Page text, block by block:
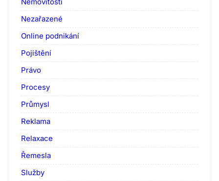
Nezařazené
Online podnikání
Pojištění
Právo
Procesy
Průmysl
Reklama
Relaxace
Řemesla
Služby